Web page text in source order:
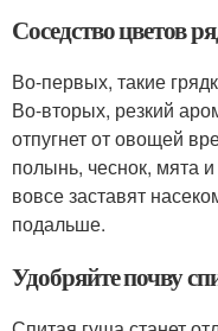
Соседство цветов
Во-первых, такие
Во-вторых, резкий
отпугнет от овощей
полынь, чеснок, мята
вовсе заставят
подальше.
Удобряйте почву